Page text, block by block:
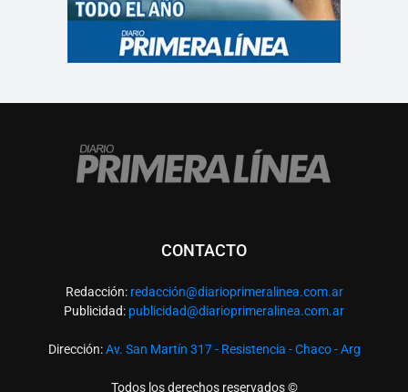
CONTACTO
Redacción: redacción@diarioprimeralinea.com.ar
Publicidad: publicidad@diarioprimeralinea.com.ar
Dirección:Av. San Martín 317 - Resistencia - Chaco - Arg
Todos los derechos reservados ©